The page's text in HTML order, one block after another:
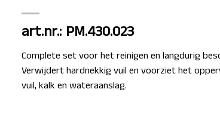
art.nr.: PM.430.023
Complete set voor het reinigen en langdurig
Verwijdert hardnekkig vuil en voorziet het
vuil, kalk en wateraanslag.